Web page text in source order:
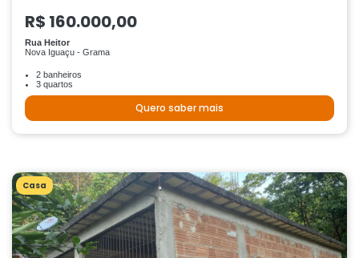
R$ 160.000,00
Rua Heitor
Nova Iguaçu - Grama
2 banheiros
3 quartos
Quero saber mais
Casa